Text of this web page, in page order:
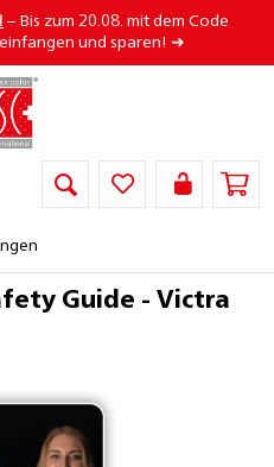
– Bis zum 20.08. mit dem Code
und sparen! ➜
Guide - Victra